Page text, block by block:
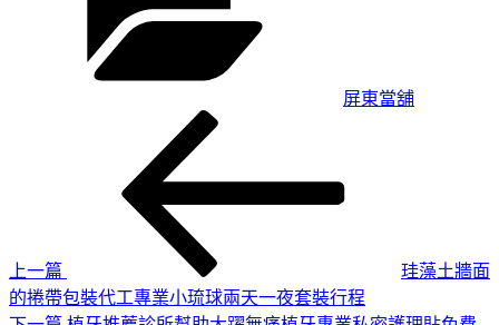
屏東當舖
上一篇
珪藻土牆面
的捲帶包裝代工專業小琉球兩天一夜套裝行程